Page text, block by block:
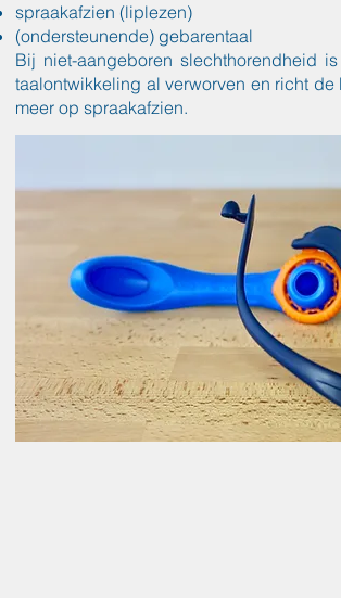
spraakafzien (liplezen)
(ondersteunende) gebarentaal
Bij niet-aangeboren slechthorendheid
taalontwikkeling al verworven en richt
meer op spraakafzien.